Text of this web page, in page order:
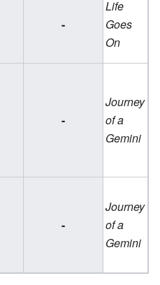
-
Life
Goes
On
-
Journey
of a
Gemini
-
Journey
of a
Gemini